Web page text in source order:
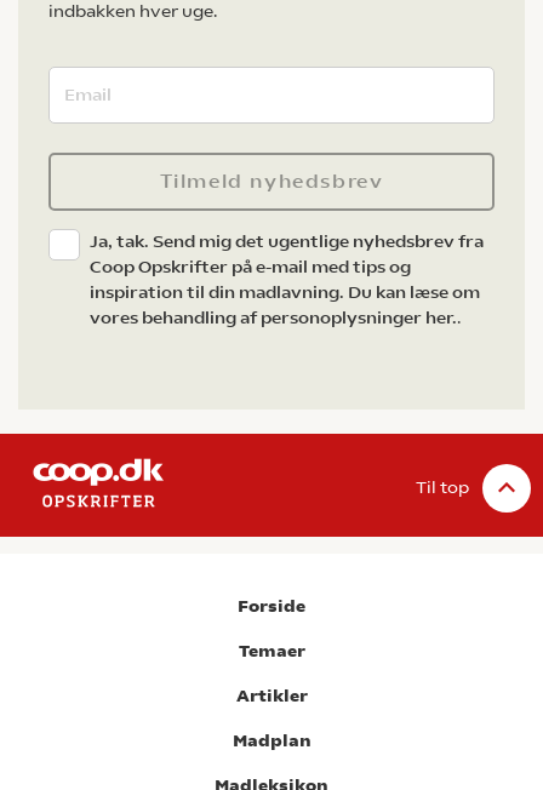
indbakken hver uge.
Tilmeld nyhedsbrev
Ja, tak. Send mig det ugentlige nyhedsbrev fra
Coop Opskrifter på e-mail med tips og
inspiration til din madlavning. Du kan læse om
vores behandling af personoplysninger her..
Til top
Forside
Temaer
Artikler
Madplan
Madleksikon